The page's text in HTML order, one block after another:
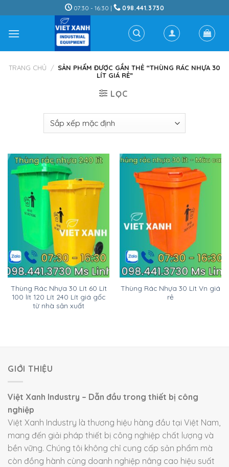
to
content
07:30 - 16:30 | 098.441.3730
TRANG CHỦ / SẢN PHẨM ĐƯỢC GẮN THẺ “THÙNG RÁC NHỰA 30
LÍT GIÁ RẺ”
LỌC
Thùng Rác Nhựa 30 Lít 60 Lít
100 lít 120 Lít 240 Lít giá gốc
từ nhà sản xuất
Thùng Rác Nhựa 30 Lít Vn giá
rẻ
GIỚI THIỆU
Việt Xanh Industry – Dẫn đầu trong thiết bị công
nghiệp
Việt Xanh Industry là thương hiệu hàng đầu tại Việt Nam,
mang đến giải pháp thiết bị công nghiệp chất lượng và
bền vững. Chúng tôi không chỉ cung cấp sản phẩm mà
còn đồng hành cùng doanh nghiệp nâng cao hiệu suất